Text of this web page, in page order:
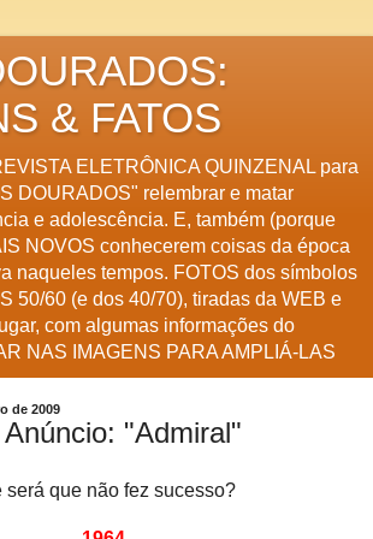
& FATOS
ELETRÔNICA QUINZENAL para
DOURADOS" relembrar e matar
e adolescência. E, também (porque
NOVOS conhecerem coisas da época
naqueles tempos. FOTOS dos símbolos
50/60 (e dos 40/70), tiradas da WEB e
com algumas informações do
NAS IMAGENS PARA AMPLIÁ-LAS
de 2009
"Admiral"
será que não fez sucesso?